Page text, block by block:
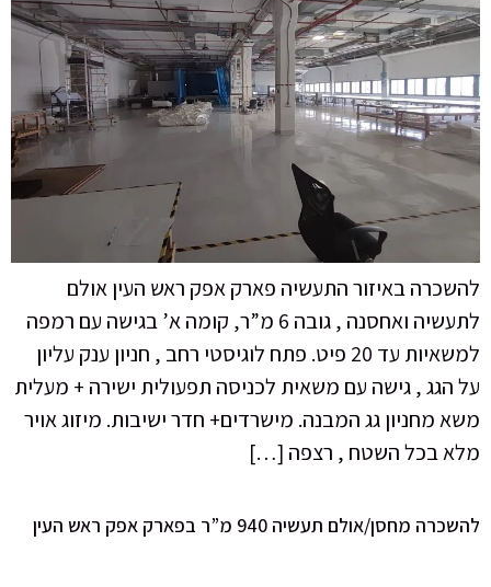
להשכרה באיזור התעשיה פארק אפק ראש העין אולם
לתעשיה ואחסנה , גובה 6 מ”ר, קומה א’ בגישה עם רמפה
למשאיות עד 20 פיט. פתח לוגיסטי רחב , חניון ענק עליון
על הגג , גישה עם משאית לכניסה תפעולית ישירה + מעלית
משא מחניון גג המבנה. מישרדים+ חדר ישיבות. מיזוג אויר
מלא בכל השטח , רצפה […]
להשכרה מחסן/אולם תעשיה 940 מ”ר בפארק אפק ראש העין